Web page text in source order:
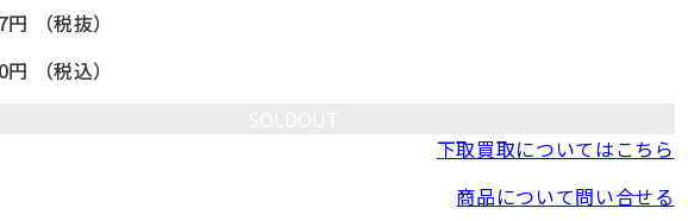
円
（税抜）
円
（税込）
下取買取についてはこちら
商品について問い合せる